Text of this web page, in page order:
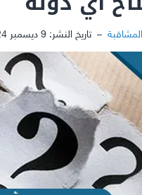
– تاريخ النشر: 9 ديسمبر 2024 - 6:37ص